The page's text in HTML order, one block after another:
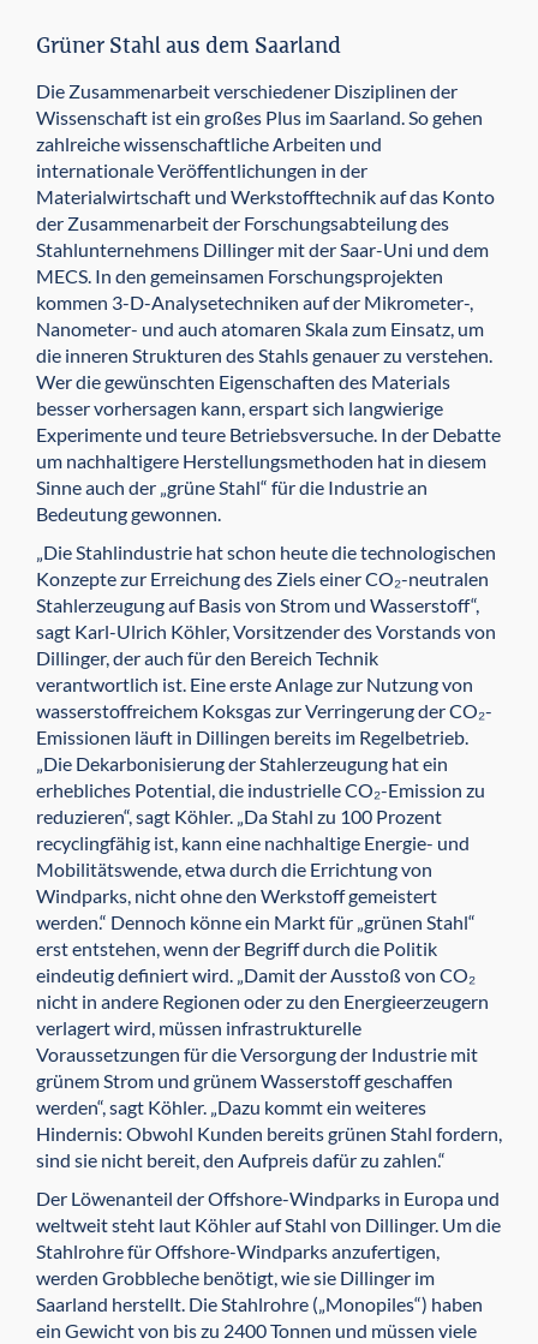
Grüner Stahl aus dem Saarland
Die Zusammenarbeit verschiedener Disziplinen der
Wissenschaft ist ein großes Plus im Saarland. So gehen
zahlreiche wissenschaftliche Arbeiten und
internationale Veröffentlichungen in der
Materialwirtschaft und Werkstofftechnik auf das Konto
der Zusammenarbeit der Forschungsabteilung des
Stahlunternehmens Dillinger mit der Saar-Uni und dem
MECS. In den gemeinsamen Forschungsprojekten
kommen 3-D-Analysetechniken auf der Mikrometer-,
Nanometer- und auch atomaren Skala zum Einsatz, um
die inneren Strukturen des Stahls genauer zu verstehen.
Wer die gewünschten Eigenschaften des Materials
besser vorhersagen kann, erspart sich langwierige
Experimente und teure Betriebsversuche. In der Debatte
um nachhaltigere Herstellungsmethoden hat in diesem
Sinne auch der „grüne Stahl“ für die Industrie an
Bedeutung gewonnen.
„Die Stahlindustrie hat schon heute die technologischen
Konzepte zur Erreichung des Ziels einer CO₂-neutralen
Stahlerzeugung auf Basis von Strom und Wasserstoff“,
sagt Karl-Ulrich Köhler, Vorsitzender des Vorstands von
Dillinger, der auch für den Bereich Technik
verantwortlich ist. Eine erste Anlage zur Nutzung von
wasserstoffreichem Koksgas zur Verringerung der CO₂-
Emissionen läuft in Dillingen bereits im Regelbetrieb.
„Die Dekarbonisierung der Stahlerzeugung hat ein
erhebliches Potential, die industrielle CO₂-Emission zu
reduzieren“, sagt Köhler. „Da Stahl zu 100 Prozent
recyclingfähig ist, kann eine nachhaltige Energie- und
Mobilitätswende, etwa durch die Errichtung von
Windparks, nicht ohne den Werkstoff gemeistert
werden.“ Dennoch könne ein Markt für „grünen Stahl“
erst entstehen, wenn der Begriff durch die Politik
eindeutig definiert wird. „Damit der Ausstoß von CO₂
nicht in andere Regionen oder zu den Energieerzeugern
verlagert wird, müssen infrastrukturelle
Voraussetzungen für die Versorgung der Industrie mit
grünem Strom und grünem Wasserstoff geschaffen
werden“, sagt Köhler. „Dazu kommt ein weiteres
Hindernis: Obwohl Kunden bereits grünen Stahl fordern,
sind sie nicht bereit, den Aufpreis dafür zu zahlen.“
Der Löwenanteil der Offshore-Windparks in Europa und
weltweit steht laut Köhler auf Stahl von Dillinger. Um die
Stahlrohre für Offshore-Windparks anzufertigen,
werden Grobbleche benötigt, wie sie Dillinger im
Saarland herstellt. Die Stahlrohre („Monopiles“) haben
ein Gewicht von bis zu 2400 Tonnen und müssen viele